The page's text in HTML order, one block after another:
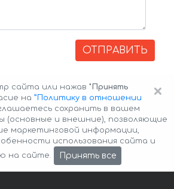
ОТПРАВИТЬ
© 2026 Авто-Аренда Cookie Policy
×
сайта или нажав "Принять
на ”Политику в отношении
сохранить в вашем
(основные и внешние), позволяющие
маркетинговой информации,
использования сайта и
на сайте.
Принять все